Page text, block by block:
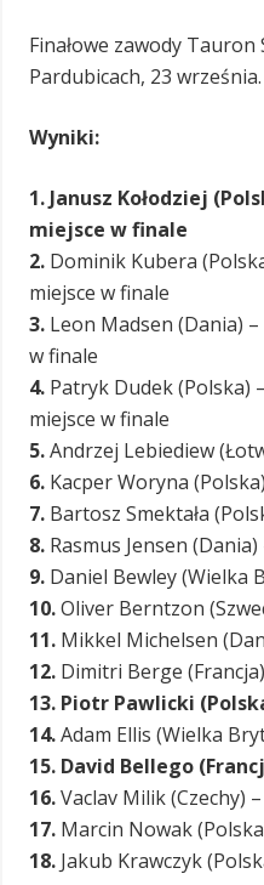
Finałowe zawody
Pardubicach, 23 września.
Wyniki:
1.Janusz Kołodziej
miejsce w finale
2. Dominik Kubera
miejsce w finale
3. Leon Madsen (Dania) –
w finale
4. Patryk Dudek (Polska) –
miejsce w finale
5.Andrzej Lebiediew
6. Kacper Woryna
7. Bartosz Smektała
8. Rasmus Jensen (Dania)
9. Daniel Bewley (Wielka
10.Oliver Berntzon
11. Mikkel Michelsen
12. Dimitri Berge
13. Piotr Pawlicki
14.Adam Ellis (Wielka
15. David Bellego
16.Vaclav Milik (Czechy) –
17. Marcin Nowak
18. Jakub Krawczyk